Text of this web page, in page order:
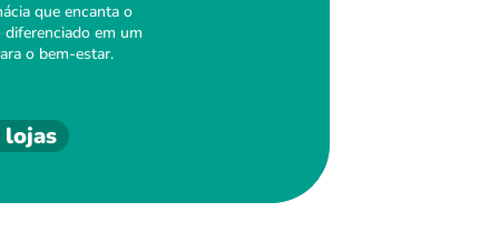
que encanta o
em um
o bem-estar.
lojas